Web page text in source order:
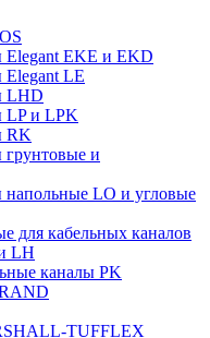
Elegant EKE и EKD
Elegant LE
LHD
LP и LPK
RK
грунтовые и
напольные LO и угловые
для кабельных каналов
LH
каналы PK
TUFFLEX